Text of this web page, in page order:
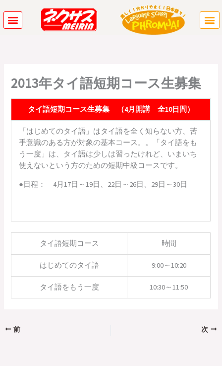
を
2013年タイ語短期コース生募集
タイ語短期コース生募集 （4月開講 全10日間）
「はじめてのタイ語」はタイ語を全く知らない方、苦
手意識のある方が対象の基本コース。。「タイ語をも
う一度」は、タイ語は少しは習ったけれど、いまいち
使えないという方のための短期中級コースです。
●日程： 4月17日～19日、22日～26日、29日～30日
タイ語短期コース 時間
はじめてのタイ語 9:00～10:20
タイ語をもう一度 10:30～11:50
前 次